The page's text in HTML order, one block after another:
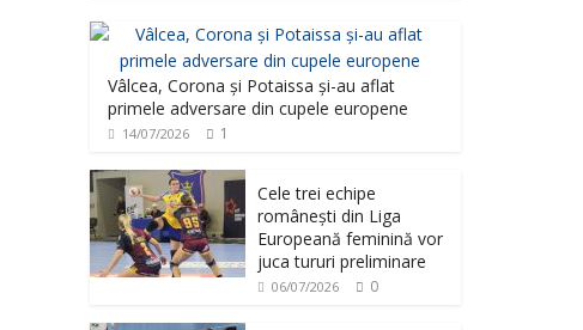
Vâlcea, Corona și Potaissa și-au aflat
primele adversare din cupele europene
14/07/2026 1
Cele trei echipe
românești din Liga
Europeană feminină vor
juca tururi preliminare
06/07/2026 0